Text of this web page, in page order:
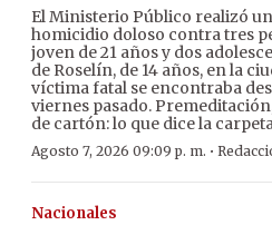
El Ministerio Público realizó
homicidio doloso contra tres
joven de 21 años y dos
de Roselín, de 14 años, en la
víctima fatal se encontraba
viernes pasado.
de cartón: lo que dice la
Agosto 7, 2026 09:09 p. m. ·
Nacionales